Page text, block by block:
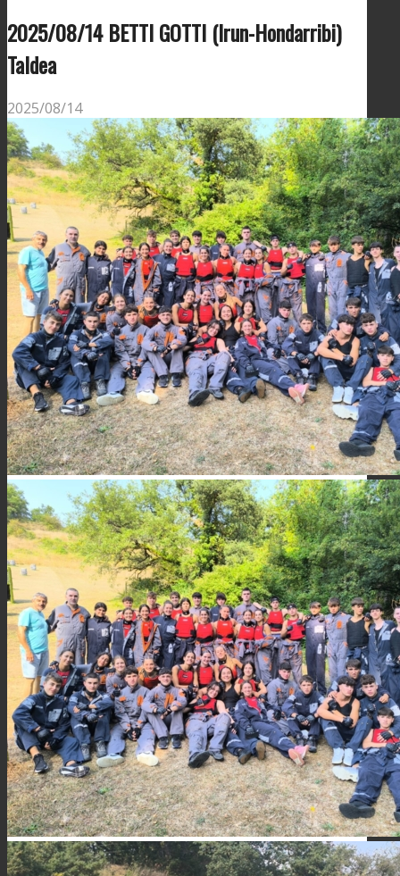
2025/08/14 BETTI GOTTI (Irun-Hondarribi)
Taldea
2025/08/14